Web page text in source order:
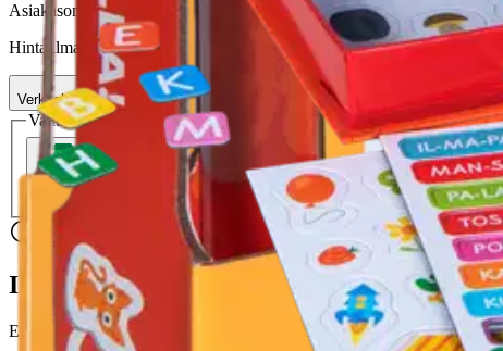
Asiakasomistajahinta
Hinta ilman S-Etukorttia:
Verkkokaupan hinta
Valitse toimitustapa
Nouto myymälästä
Ilmainen
Siirry valitsemaan myymälä
Toimitus
Kotiin tai noutopisteeseenAlk. 0 €
Ilmainen toimitus yli 100 €:n tilauksille
Etu ei koske Suuri‑lisäpalvelulla toimitettavia tuotteita.